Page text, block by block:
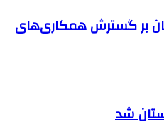
بر گسترش همکاری‌های
شد